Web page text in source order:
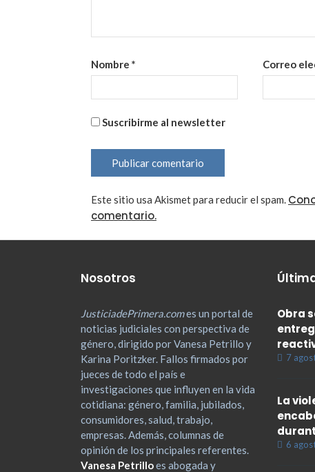
Nombre * Correo
Suscribirme al newsletter
Este sitio usa Akismet para reducir el spam.
comentario.
Nosotros
JusticiadePrimera.comes un portal de
noticias judiciales con perspectiva de
género, dirigido por Vanesa Petrillo y
Karina Poritzker. Fallos firmados por
jueces de todo el país e
investigaciones que influyen en la vida
cotidiana: género, familia, jubilados,
consumidores, salud, trabajo,
empresas. Además, columnas de
opinión de los principales referentes.
Vanesa Petrilloes abogada y
Obra
7
La
6